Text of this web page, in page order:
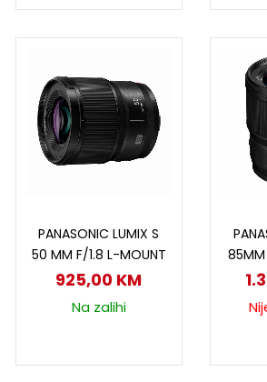
PANASONIC LUMIX S
50 MM F/1.8 L-MOUNT
925,00 KM
Na zalihi